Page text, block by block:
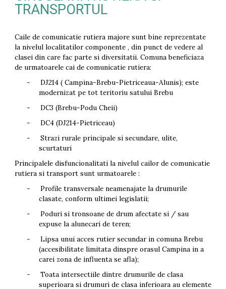
TRANSPORTUL
Caile de comunicatie rutiera majore sunt bine reprezentate
la nivelul localitatilor componente , din punct de vedere al
clasei din care fac parte si diversitatii. Comuna beneficiaza
de urmatoarele cai de comunicatie rutiera:
-
DJ214 ( Campina-Brebu-Pietriceaua-Alunis); este
modernizat pe tot teritoriu satului Brebu
-
DC3 (Brebu-Podu Cheii)
-
DC4 (DJ214-Pietriceau)
-
Strazi rurale principale si secundare, ulite,
scurtaturi
Principalele disfuncionalitati la nivelul cailor de comunicatie
rutiera si transport sunt urmatoarele :
-
Profile transversale neamenajate la drumurile
clasate, conform ultimei legislatii;
-
Poduri si tronsoane de drum afectate si / sau
expuse la alunecari de teren;
-
Lipsa unui acces rutier secundar in comuna Brebu
(accesibilitate limitata dinspre orasul Campina in a
carei zona de influenta se afla);
-
Toata intersectiile dintre drumurile de clasa
superioara si drumuri de clasa inferioara au elemente